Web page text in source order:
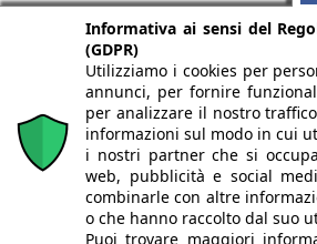
seguenti categorie
Cantiere
DPI e linee vita
Coperture
Coperture a grandi elementi
Informativa ai sensi del
(GDPR)
Utilizziamo i cookies per
annunci, per fornire
per analizzare il nostro
informazioni sul modo in cui
i nostri partner che si
web, pubblicità e social
combinarle con altre
o che hanno raccolto dal suo
Puoi trovare maggiori